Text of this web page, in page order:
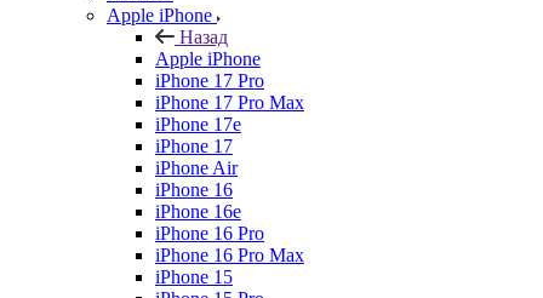
Apple iPhone
Назад
Apple iPhone
iPhone 17 Pro
iPhone 17 Pro Max
iPhone 17e
iPhone 17
iPhone Air
iPhone 16
iPhone 16e
iPhone 16 Pro
iPhone 16 Pro Max
iPhone 15